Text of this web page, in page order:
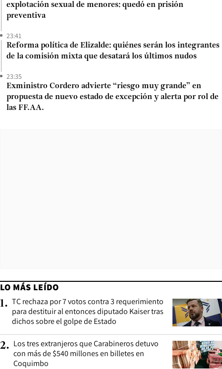
explotación sexual de menores: quedó en prisión
preventiva
23:41
Reforma política de Elizalde: quiénes serán los integrantes
de la comisión mixta que desatará los últimos nudos
23:35
Exministro Cordero advierte “riesgo muy grande” en
propuesta de nuevo estado de excepción y alerta por rol de
las FF.AA.
LO MÁS LEÍDO
1. TC rechaza por 7 votos contra 3 requerimiento
para destituir al entonces diputado Kaiser tras
dichos sobre el golpe de Estado
2. Los tres extranjeros que Carabineros detuvo
con más de $540 millones en billetes en
Coquimbo